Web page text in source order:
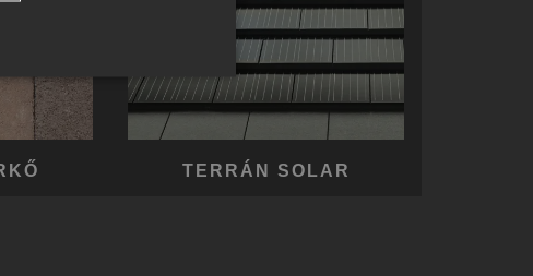
TERRÁN SOLAR
CROATIAN